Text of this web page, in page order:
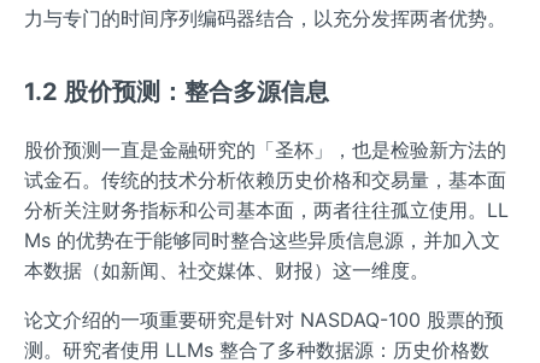
力与专门的时间序列编码器结合，以充分发挥两者优势。
1.2 股价预测：整合多源信息
股价预测一直是金融研究的「圣杯」，也是检验新方法的
试金石。传统的技术分析依赖历史价格和交易量，基本面
分析关注财务指标和公司基本面，两者往往孤立使用。LL
Ms 的优势在于能够同时整合这些异质信息源，并加入文
本数据（如新闻、社交媒体、财报）这一维度。
论文介绍的一项重要研究是针对 NASDAQ-100 股票的预
测。研究者使用 LLMs 整合了多种数据源：历史价格数